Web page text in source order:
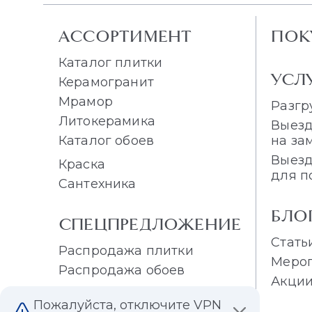
АССОРТИМЕНТ
Каталог плитки
Керамогранит
Мрамор
Литокерамика
Каталог обоев
Краска
Сантехника
СПЕЦПРЕДЛОЖЕНИЕ
Распродажа плитки
Распродажа обоев
на
для
Акции
Пожалуйста, отключите VPN